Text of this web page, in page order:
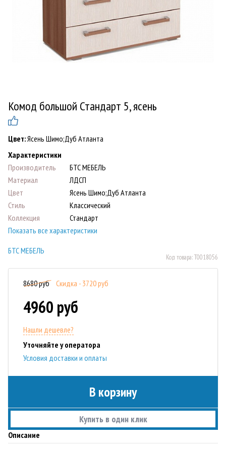
Комод большой Стандарт 5, ясень
Цвет:Ясень Шимо;Дуб Атланта
Характеристики
Производитель
БТС МЕБЕЛЬ
Материал
ЛДСП
Цвет
Ясень Шимо;Дуб Атланта
Стиль
Классический
Коллекция
Стандарт
Показать все характеристики
БТС МЕБЕЛЬ
Код товара:Т0018056
8680 руб Скидка - 3720 руб
4960 руб
Нашли дешевле?
Уточняйте у оператора
Условия доставки и оплаты
В корзину
Купить в один клик
Описание